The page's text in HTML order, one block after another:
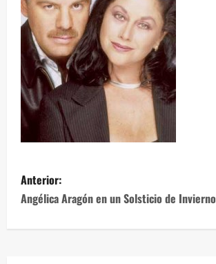
Anterior:
Angélica Aragón en un Solsticio de Invierno